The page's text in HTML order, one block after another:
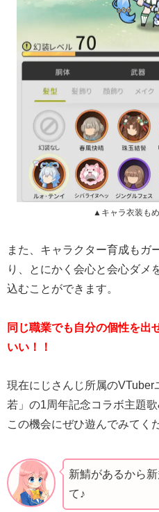
▲キャラ衣装も
また、キャラクター育成もガ
り、とにかく会心と会心ダメ
込むことができます。
同じ職業でも自分の個性を出
いい！！
現在にじさんじ所属のVTuber
若」の1周年記念コラボ主題
この機会にぜひ遊んでみてく
新鯖があるから
て♪